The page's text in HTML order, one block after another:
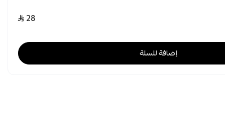
28
إضافة للسلة